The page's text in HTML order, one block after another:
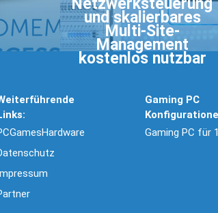
Netzwerksteuerung
und skalierbares
Multi-Site-
Management
kostenlos nutzbar
Gaming PC
Gaming PC für